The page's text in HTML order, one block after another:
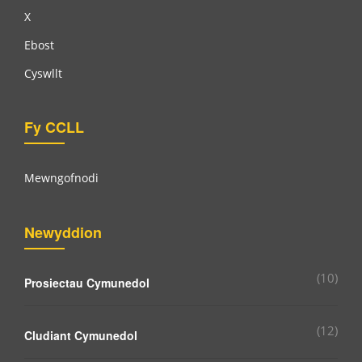
X
Ebost
Cyswllt
Fy CCLL
Mewngofnodi
Newyddion
Prosiectau Cymunedol (10)
Cludiant Cymunedol (12)